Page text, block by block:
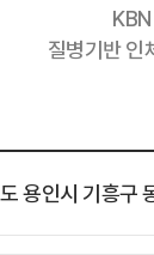
질병기반 인
용인시 기흥구